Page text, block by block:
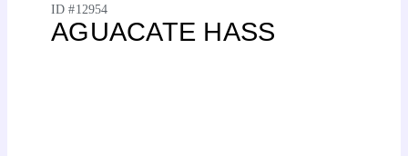
ID #12954
AGUACATE HASS